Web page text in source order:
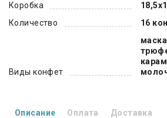
Коробка
Количество
16
Виды конфет
Описание Оплата Доставка